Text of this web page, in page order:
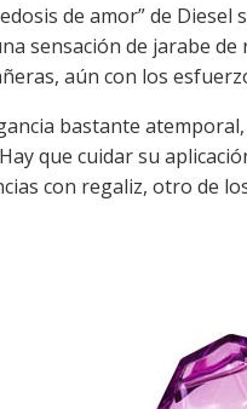
de amor” de
sensación de jarabe
aún con los
bastante
que cuidar su
con regaliz, otro de